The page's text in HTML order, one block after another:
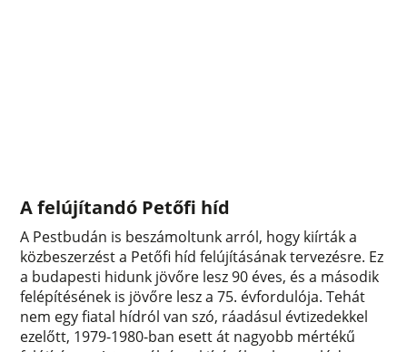
A felújítandó Petőfi híd
A Pestbudán is beszámoltunk arról, hogy kiírták a
közbeszerzést a Petőfi híd felújításának tervezésre. Ez
a budapesti hidunk jövőre lesz 90 éves, és a második
felépítésének is jövőre lesz a 75. évfordulója. Tehát
nem egy fiatal hídról van szó, ráadásul évtizedekkel
ezelőtt, 1979-1980-ban esett át nagyobb mértékű